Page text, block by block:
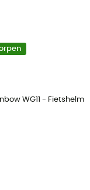
WG11 - Fietshelm